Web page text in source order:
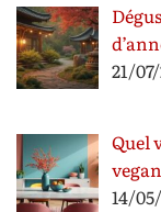
21/
Quel
14/